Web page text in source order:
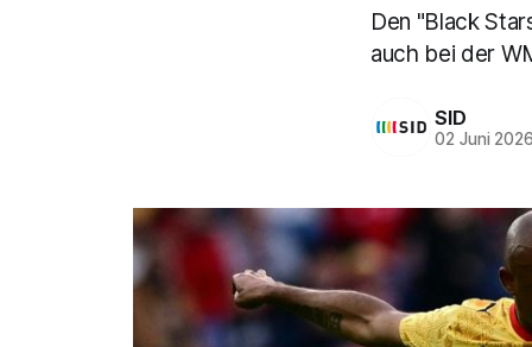
Den "Black
auch bei der
SID
02 Juni